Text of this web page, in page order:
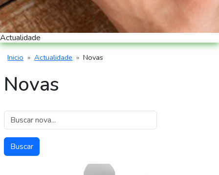
Actualidade
Miga de pan
Inicio Actualidade Novas
Novas